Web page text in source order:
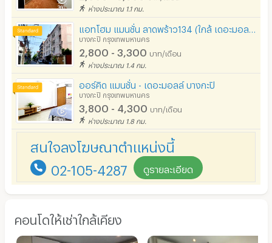
ห่างประมาณ 1.1 กม.
บางกะปิ กรุงเทพมหานคร
2,800 - 3,300 บาท/เดือน
ห่างประมาณ 1.4 กม.
ออร์คิด แมนชั่น - เดอะมอลล์ บางกะปิ
บางกะปิ กรุงเทพมหานคร
3,800 - 4,300 บาท/เดือน
ห่างประมาณ 1.8 กม.
สนใจลงโฆษณาตำแหน่งนี้
02-105-4287 ดูรายละเอียด
คอนโดให้เช่าใกล้เคียง